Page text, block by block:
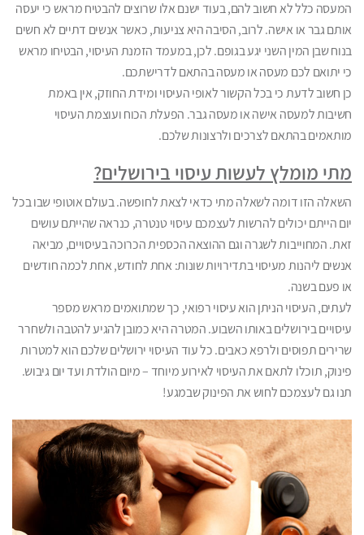
המעסה כלל לא חשוב להם, בעוד ישנם אלו שרוצים להבטיח מראש כי יעסה
אותם גבר או אישה. לרוב, הסיבה היא צניעות, כאשר אנשים דתיים לא חשים
בנוח שבן המין השני יגע בגופם. לכן, במעמד הזמנת העיסוי, הבטיחו מראש
כי יתואם לכם מעסה או מעסה בהתאם לדרישתכם.
כן חשוב לדעת כי בכל הקשור לאופי העיסוי ומידת החוזק, אין באמת
חשיבות למעסה אישה או מעסה גבר. הפעלת הכוח ועוצמת העיסוי
מותאמים בהתאם לצרכים ולרצונות שלכם.
מתי מומלץ לעשות עיסוי בירושלים?
השאלה הזו דומה לשאלה מתי כדאי לצאת לחופשה. בעולם אוטופי שבו בכל
יום הייתם יכולים להרשות לעצמכם עיסוי טנטרה, כנראה שהייתם עושים
זאת. המחוייבות לשגרה וגם ההוצאה הכספית הכרוכה בעיסויים, מביאה
אנשים ליהנות מעיסוי בתדירויות שונות: אחת לחודש, אחת לכמה חודשים
או פעם בשנה.
לעתים, העיסוי הניתן הוא עיסוי רפואי, כך שמתואמים מראש מספר
עיסויים בירושלים באותו השבוע. המטרה היא כמובן להגיע להטבה ולשחרר
שרירים תפוסים ולרפא כאבים. כל עוד העיסוי ירושלים שלכם הוא למטרות
פינוק, תוכלו לתאם את העיסוי לאירוע מיוחד – מיום הולדת ועד יום גיבוש.
תנו גם לעצמכם לחוש את הפינוק שבמגע!